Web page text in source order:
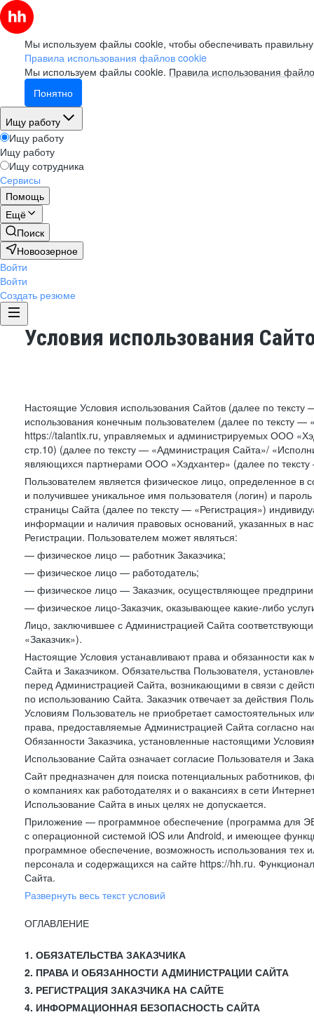
Мы используем файлы cookie, чтобы обеспечивать
Правила использования файлов cookie
Мы используем файлы cookie. Правила использования
Понятно
Ищу работу
Ищу работу
Ищу работу
Ищу сотрудника
Сервисы
Помощь
Ещё
Поиск
Новоозерное
Войти
Войти
Создать резюме
Условия использования
Настоящие Условия использования Сайтов (далее по
использования конечным пользователем (далее по тексту
https://talantix.ru, управляемых и администрируемых ООО
стр.10) (далее по тексту — «Администрация Сайта»/
являющихся партнерами ООО «Хэдхантер» (далее по
Пользователем является физическое лицо, определенное в
и получившее уникальное имя пользователя (логин) и
страницы Сайта (далее по тексту — «Регистрация»)
информации и наличия правовых оснований, указанных в
Регистрации. Пользователем может являться:
— физическое лицо — работник Заказчика;
— физическое лицо — работодатель;
— физическое лицо — Заказчик, осуществляющее
— физическое лицо-Заказчик, оказывающее какие-либо
Лицо, заключившее с Администрацией Сайта
«Заказчик»).
Настоящие Условия устанавливают права и обязанности
Сайта и Заказчиком. Обязательства Пользователя,
перед Администрацией Сайта, возникающими в связи с
по использованию Сайта. Заказчик отвечает за действия
Условиям Пользователь не приобретает самостоятельных
права, предоставляемые Администрацией Сайта согласно
Обязанности Заказчика, установленные настоящими
Использование Сайта означает согласие Пользователя и
Сайт предназначен для поиска потенциальных
о компаниях как работодателях и о вакансиях в сети
Использование Сайта в иных целях не допускается.
Приложение — программное обеспечение (программа для
с операционной системой iOS или Android, и имеющее
программное обеспечение, возможность использования
персонала и содержащихся на сайте https://hh.ru.
Сайта.
Развернуть весь текст условий
ОГЛАВЛЕНИЕ
1. ОБЯЗАТЕЛЬСТВА ЗАКАЗЧИКА
2. ПРАВА И ОБЯЗАННОСТИ АДМИНИСТРАЦИИ САЙТА
3. РЕГИСТРАЦИЯ ЗАКАЗЧИКА НА САЙТЕ
4. ИНФОРМАЦИОННАЯ БЕЗОПАСНОСТЬ САЙТА